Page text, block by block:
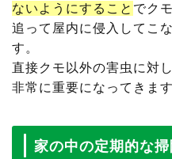
ないようにすること でク
追って屋内に侵入してこ
す。
直接クモ以外の害虫に対
非常に重要になってきます
家の中の定期的な